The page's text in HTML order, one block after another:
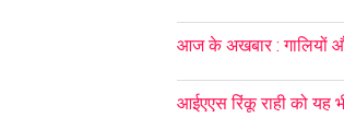
आज के अखबार : गालियों और
आईएएस रिंकू राही को यह